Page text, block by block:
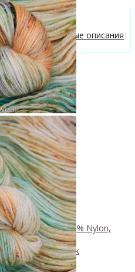
моделей
и бесплатные описания
пряжи
VizEll+
+
Kid Mohair 30% Nylon,
Kid Mohair Silk